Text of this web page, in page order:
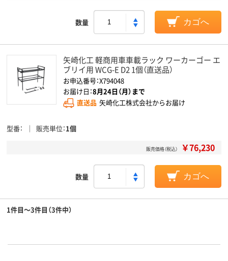
数量 カゴへ
矢崎化工 軽商用車車載ラック ワーカーゴー エ
ブリイ用 WCG-E D2 1個（直送品）
お申込番号：X794048
お届け日：8月24日（月）まで
直送品 矢崎化工株式会社からお届け
型番 販売単位 1個
販売価格（税込） ￥76,230
数量 カゴへ
1件目～3件目（3件中）